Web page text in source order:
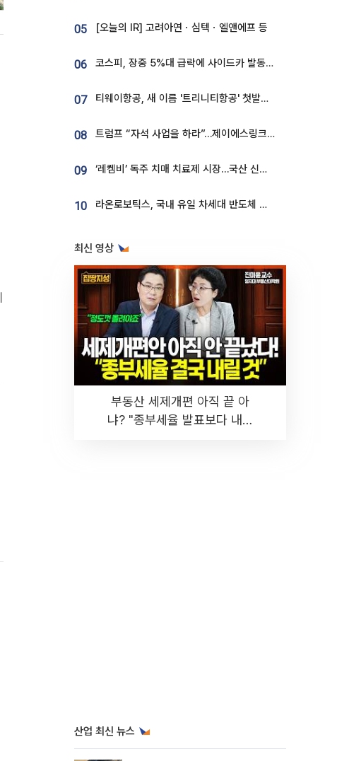
05 [오늘의 IR] 고려아연ㆍ심텍ㆍ엘앤에프 등
06 코스피, 장중 5%대 급락에 사이드카 발동…삼성·SK 동반 폭락
07 티웨이항공, 새 이름 '트리니티항공' 첫발…SSC 전략 본격화
08 트럼프 “자석 사업을 하라”…제이에스링크, 비중국 영구자석 공급망 구축 속도
09 ‘레켐비’ 독주 치매 치료제 시장…국산 신약 등장하나
10 라온로보틱스, 국내 유일 차세대 반도체 공정 로봇 개발 ‘고객사 테스트 진행’
최신 영상
부동산 세제개편 아직 끝 아
냐? "종부세율 발표보다 내릴
산업 최신 뉴스